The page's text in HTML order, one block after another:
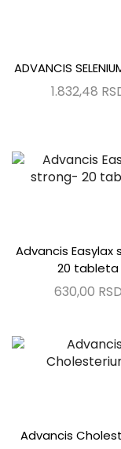
ADVANCIS
1.832,48
Advancis Easylax
20 tableta
630,00 RSD
Advancis